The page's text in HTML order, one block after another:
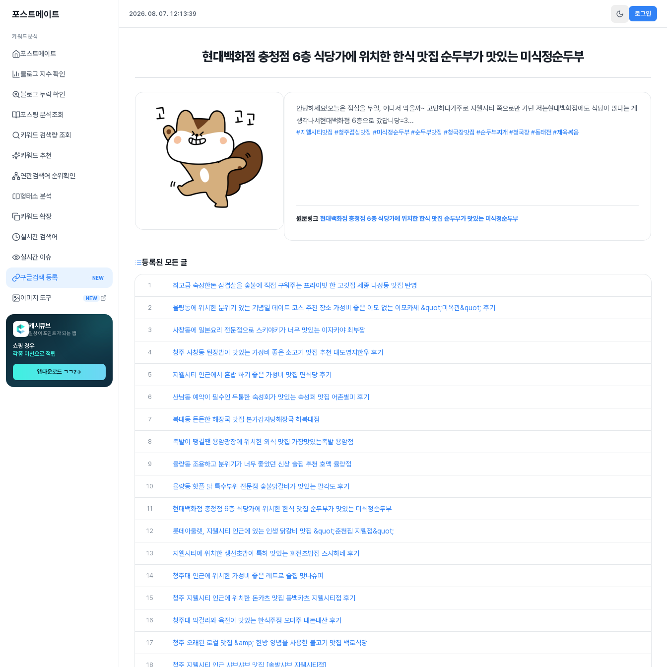
포스트메이트
키워드분석
포스트메이트
블로그 지수 확인
블로그 누락 확인
포스팅 분석조회
키워드 검색량 조회
키워드 추천
연관검색어 순위확인
형태소 분석
키워드 확장
실시간 검색어
실시간 이슈
구글검색 등록 NEW
이미지 도구 NEW
캐시큐브
일상이 포인트가 되는 앱
쇼핑 경유
각종 미션으로 적립
앱다운로드 ㄱㄱ?→
2026. 08. 07. 12:13:39 로그인
현대백화점 충청점 6층 식당가에 위치한 한식 맛집 순두부가 맛있는 미식정순두부
안녕하세요!오늘은 점심을 무얼, 어디서 먹을까~ 고민하다가주로 지웰시티 쪽으로만 가던 저는현대백화점에도 식당이 많다는 게
생각나서현대백화점 6층으로 갔답니당=3...
#지웰시티맛집 #청주점심맛집 #미식정순두부 #순두부맛집 #청국장맛집 #순두부찌개 #청국장 #동태전 #제육볶음
원문링크 현대백화점 충청점 6층 식당가에 위치한 한식 맛집 순두부가 맛있는 미식정순두부
등록된 모든 글
1 최고급 숙성한돈 삼겹살을 숯불에 직접 구워주는 프라이빗 한 고깃집 세종 나성동 맛집 탄영
2 율량동에 위치한 분위기 있는 기념일 데이트 코스 추천 장소 가성비 좋은 이모 없는 이모카세 &quot;미옥관&quot; 후기
3 사창동에 일본요리 전문점으로 스키야키가 너무 맛있는 이자카야 최부짱
4 청주 사창동 된장밥이 맛있는 가성비 좋은 소고기 맛집 추천 대도영지한우 후기
5 지웰시티 인근에서 혼밥 하기 좋은 가성비 맛집 면식당 후기
6 산남동 예약이 필수인 두툼한 숙성회가 맛있는 숙성회 맛집 어촌별미 후기
7 복대동 든든한 해장국 맛집 본가감자탕해장국 하복대점
8 족발이 땡길땐 용암광장에 위치한 외식 맛집 가장맛있는족발 용암점
9 율량동 조용하고 분위기가 너무 좋았던 신상 술집 추천 호맥 율량점
10 율량동 핫플 닭 특수부위 전문점 숯불닭갈비가 맛있는 팔각도 후기
11 현대백화점 충청점 6층 식당가에 위치한 한식 맛집 순두부가 맛있는 미식정순두부
12 롯데아울렛, 지웰시티 인근에 있는 인생 닭갈비 맛집 &quot;춘천집 지웰점&quot;
13 지웰시티에 위치한 생선초밥이 특히 맛있는 회전초밥집 스시하네 후기
14 청주대 인근에 위치한 가성비 좋은 레트로 술집 맛나슈퍼
15 청주 지웰시티 인근에 위치한 돈카츠 맛집 동백카츠 지웰시티점 후기
16 청주대 막걸리와 육전이 맛있는 한식주점 오미주 내돈내산 후기
17 청주 오래된 로컬 맛집 &amp; 한방 양념을 사용한 불고기 맛집 백로식당
18 청주 지웰시티 인근 샤브샤브 맛집 [솔밭샤브 지웰시티점]